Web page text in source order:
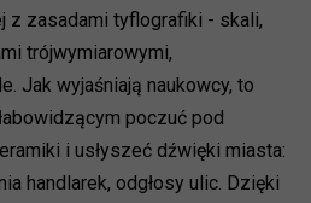
z zasadami tyflografiki - skali,
trójwymiarowymi,
Jak wyjaśniają naukowcy, to
poczuć pod
i usłyszeć dźwięki miasta:
handlarek, odgłosy ulic. Dzięki